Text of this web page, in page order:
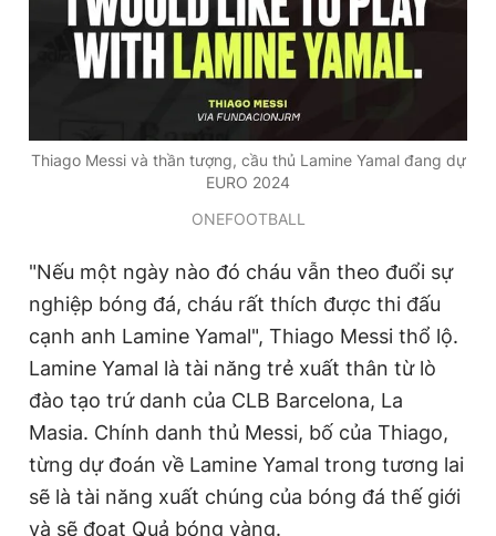
Thiago Messi và thần tượng, cầu thủ Lamine Yamal đang dự
EURO 2024
ONEFOOTBALL
"Nếu một ngày nào đó cháu vẫn theo đuổi sự
nghiệp bóng đá, cháu rất thích được thi đấu
cạnh anh Lamine Yamal", Thiago Messi thổ lộ.
Lamine Yamal là tài năng trẻ xuất thân từ lò
đào tạo trứ danh của CLB Barcelona, La
Masia. Chính danh thủ Messi, bố của Thiago,
từng dự đoán về Lamine Yamal trong tương lai
sẽ là tài năng xuất chúng của bóng đá thế giới
và sẽ đoạt Quả bóng vàng.